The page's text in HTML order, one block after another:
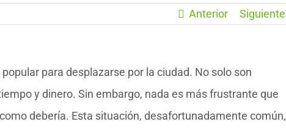
Anterior Siguiente
para desplazarse por la ciudad. No solo son
y dinero. Sin embargo, nada es más frustrante que
debería. Esta situación, desafortunadamente común,